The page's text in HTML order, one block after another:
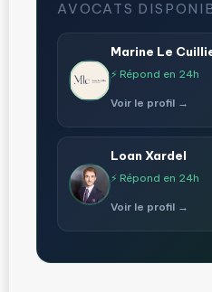
AVOCATS
Marine Le
⚡ Répond en 24h
Voir le profil →
Loan Xardel
⚡ Répond en 24h
Voir le profil →